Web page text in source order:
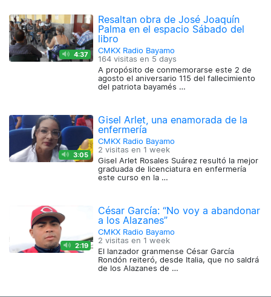
4:37
Resaltan obra de José Joaquín
Palma en el espacio Sábado del
libro
CMKX Radio Bayamo
164 visitas en 5 days
A propósito de conmemorarse este 2 de
agosto el aniversario 115 del fallecimiento
del patriota bayamés …
3:05
Gisel Arlet, una enamorada de la
enfermería
CMKX Radio Bayamo
2 visitas en 1 week
Gisel Arlet Rosales Suárez resultó la mejor
graduada de licenciatura en enfermería
este curso en la …
2:19
César García: “No voy a abandonar
a los Alazanes”
CMKX Radio Bayamo
2 visitas en 1 week
El lanzador granmense César García
Rondón reiteró, desde Italia, que no saldrá
de los Alazanes de …